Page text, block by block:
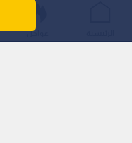
عواجل